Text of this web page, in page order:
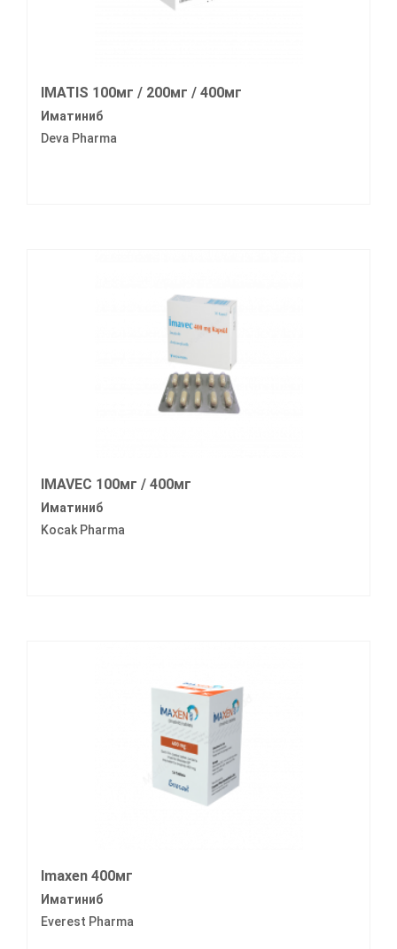
IMATIS 100мг / 200мг / 400мг
Иматиниб
Deva Pharma
IMAVEC 100мг / 400мг
Иматиниб
Kocak Pharma
Imaxen 400мг
Иматиниб
Everest Pharma